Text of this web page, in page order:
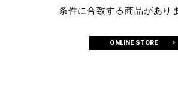
条件に合致する商品があり
ONLINE STORE